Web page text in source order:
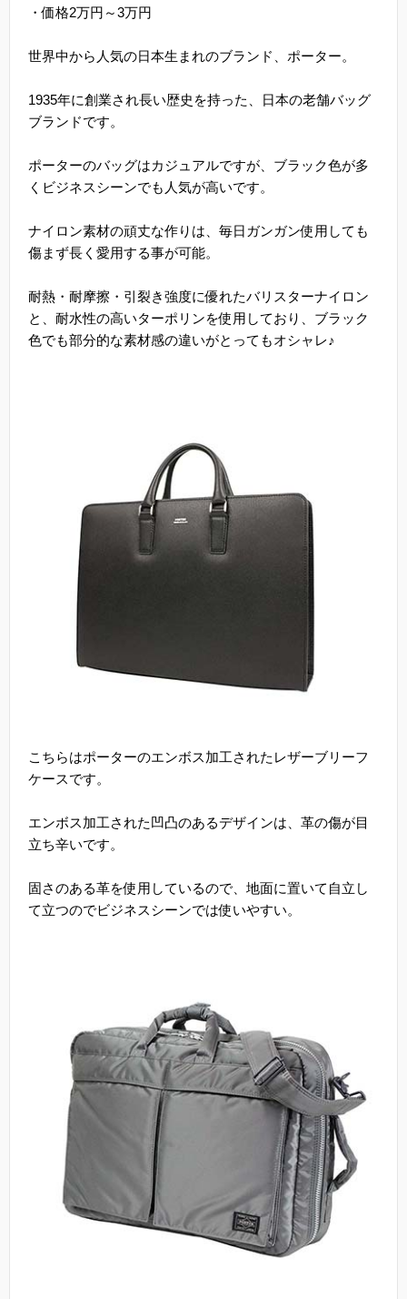
・価格2万円～3万円
世界中から人気の日本生まれのブランド、ポーター。
1935年に創業され長い歴史を持った、日本の老舗バッグ
ブランドです。
ポーターのバッグはカジュアルですが、ブラック色が多
くビジネスシーンでも人気が高いです。
ナイロン素材の頑丈な作りは、毎日ガンガン使用しても
傷まず長く愛用する事が可能。
耐熱・耐摩擦・引裂き強度に優れたバリスターナイロン
と、耐水性の高いターポリンを使用しており、ブラック
色でも部分的な素材感の違いがとってもオシャレ♪
こちらはポーターのエンボス加工されたレザーブリーフ
ケースです。
エンボス加工された凹凸のあるデザインは、革の傷が目
立ち辛いです。
固さのある革を使用しているので、地面に置いて自立し
て立つのでビジネスシーンでは使いやすい。